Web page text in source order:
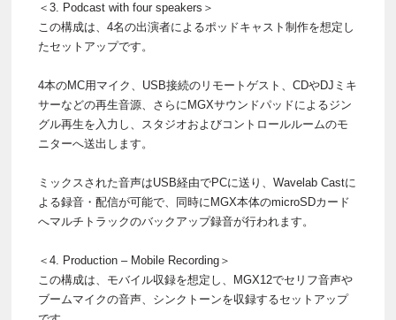
＜3. Podcast with four speakers＞
この構成は、4名の出演者によるポッドキャスト制作を想定し
たセットアップです。
4本のMC用マイク、USB接続のリモートゲスト、CDやDJミキ
サーなどの再生音源、さらにMGXサウンドパッドによるジン
グル再生を入力し、スタジオおよびコントロールルームのモ
ニターへ送出します。
ミックスされた音声はUSB経由でPCに送り、Wavelab Castに
よる録音・配信が可能で、同時にMGX本体のmicroSDカード
へマルチトラックのバックアップ録音が行われます。
＜4. Production – Mobile Recording＞
この構成は、モバイル収録を想定し、MGX12でセリフ音声や
ブームマイクの音声、シンクトーンを収録するセットアップ